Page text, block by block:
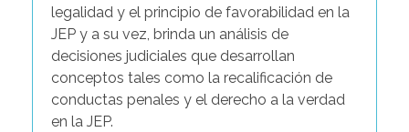
legalidad y el principio de favorabilidad en la
JEP y a su vez, brinda un análisis de
decisiones judiciales que desarrollan
conceptos tales como la recalificación de
conductas penales y el derecho a la verdad
en la JEP.